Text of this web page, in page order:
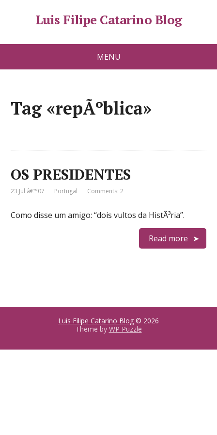
Luis Filipe Catarino Blog
MENU
Tag «repÃºblica»
OS PRESIDENTES
23 Jul â€™07 Portugal Comments: 2
Como disse um amigo: “dois vultos da HistÃ³ria”.
Read more
Luis Filipe Catarino Blog © 2026
Theme by WP Puzzle